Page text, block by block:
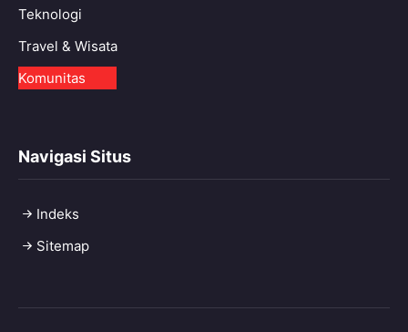
Teknologi
Travel & Wisata
Komunitas
Navigasi Situs
Indeks
Sitemap